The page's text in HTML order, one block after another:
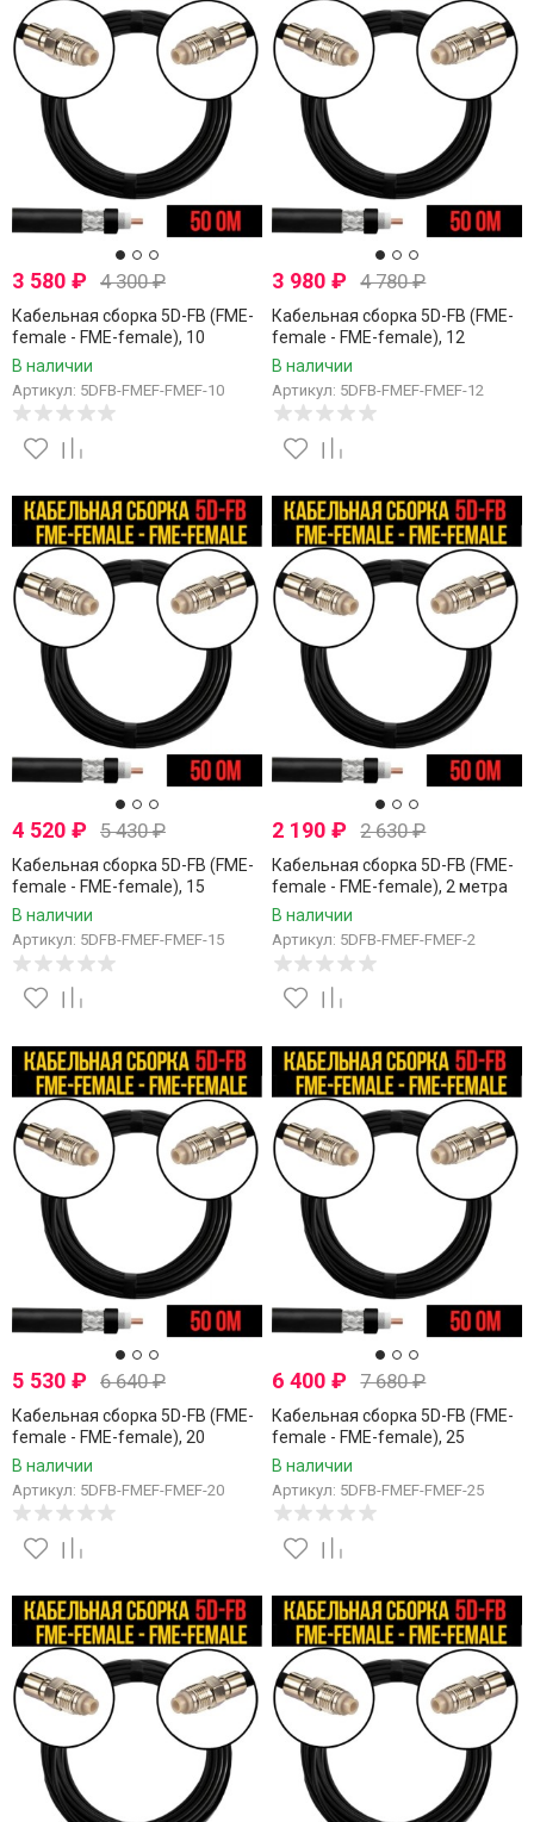
3 580 ₽ 4 300₽
Кабельная сборка 5D-FB (FME-
female - FME-female), 10
метров
В наличии
Артикул: 5DFB-FMEF-FMEF-10
3 980₽ 4 780₽
Кабельная сборка 5D-FB (FME-
female - FME-female), 12
метров
В наличии
Артикул: 5DFB-FMEF-FMEF-12
4 520 ₽ 5 430₽
Кабельная сборка 5D-FB (FME-
female - FME-female), 15
метров
В наличии
Артикул: 5DFB-FMEF-FMEF-15
2 190₽ 2 630₽
Кабельная сборка 5D-FB (FME-
female - FME-female), 2 метра
В наличии
Артикул: 5DFB-FMEF-FMEF-2
5 530 ₽ 6 640₽
Кабельная сборка 5D-FB (FME-
female - FME-female), 20
метров
В наличии
Артикул: 5DFB-FMEF-FMEF-20
6 400₽ 7 680₽
Кабельная сборка 5D-FB (FME-
female - FME-female), 25
метров
В наличии
Артикул: 5DFB-FMEF-FMEF-25